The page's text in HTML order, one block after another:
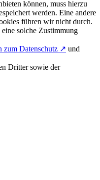
können, muss hierzu
werden. Eine andere
führen wir nicht durch.
solche Zustimmung
zum Datenschutz ↗ und
Dritter sowie der